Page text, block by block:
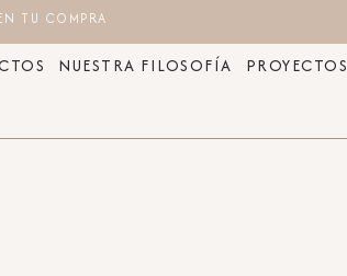
TU COMPRA
NUESTRA FILOSOFÍA PROYECTOS